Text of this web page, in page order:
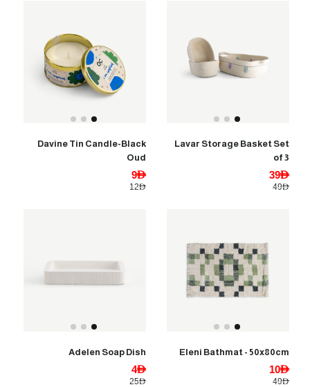
Lavar Storage Basket Set
of 3
39AED
49AED
Davine Tin Candle-Black
Oud
9AED
12AED
Eleni Bathmat - 50x80cm
10AED
49AED
Adelen Soap Dish
4AED
25AED